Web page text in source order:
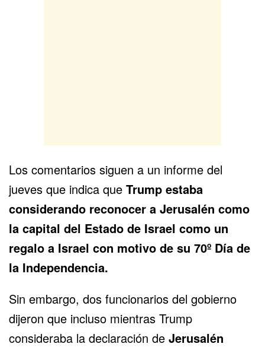
Los comentarios siguen a un informe del
jueves que indica que Trump estaba
considerando reconocer a Jerusalén como
la capital del Estado de Israel como un
regalo a Israel con motivo de su 70º Día de
la Independencia.
Sin embargo, dos funcionarios del gobierno
dijeron que incluso mientras Trump
consideraba la declaración de Jerusalén